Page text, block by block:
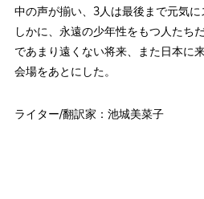
中の声が揃い、3人は最後まで元気
しかに、永遠の少年性をもつ人たち
であまり遠くない将来、また日本に
会場をあとにした。
ライター/翻訳家：池城美菜子